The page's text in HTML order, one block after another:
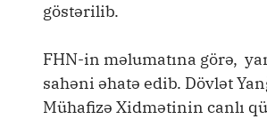
göstərilib.
FHN-in məlumatına görə,
sahəni əhatə edib. Dövlət
Mühafizə Xidmətinin canlı